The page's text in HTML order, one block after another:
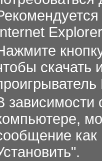
скачать
зависимости
как